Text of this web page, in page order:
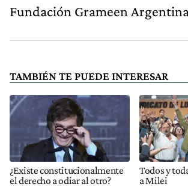
Fundación Grameen
TAMBIÉN TE PUEDE INTERESAR
¿Existe constitucionalmente
el derecho a odiar al otro?
Todos y
a Milei